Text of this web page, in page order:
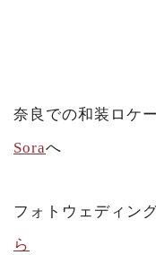
奈良での和装ロケ
Soraへ
フォトウェディン
ら